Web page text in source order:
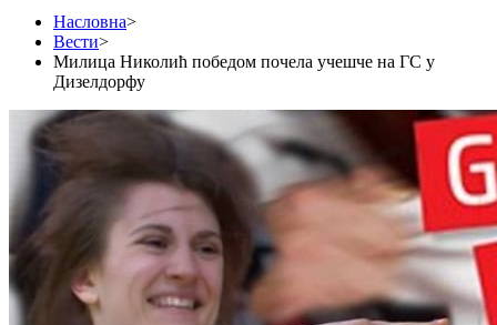
Насловна>
Вести>
Милица Николић победом почела учешче на ГС у
Дизелдорфу